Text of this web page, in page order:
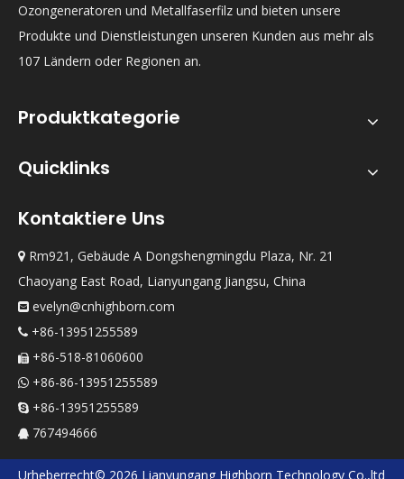
Ozongeneratoren und Metallfaserfilz und bieten unsere
Produkte und Dienstleistungen unseren Kunden aus mehr als
107 Ländern oder Regionen an.
Produktkategorie
Quicklinks
Kontaktiere Uns
 Rm921, Gebäude A Dongshengmingdu Plaza, Nr. 21
Chaoyang East Road, Lianyungang Jiangsu, China
 evelyn@cnhighborn.com
 +86-13951255589
 +86-518-81060600
 +86-86-13951255589
 +86-13951255589
 767494666
Urheberrecht© 2026 Lianyungang Highborn Technology Co.,ltd